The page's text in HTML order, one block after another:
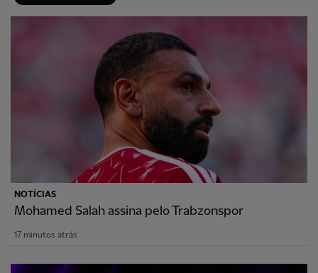
NOTÍCIAS
Mohamed Salah assina pelo Trabzonspor
17 minutos atrás